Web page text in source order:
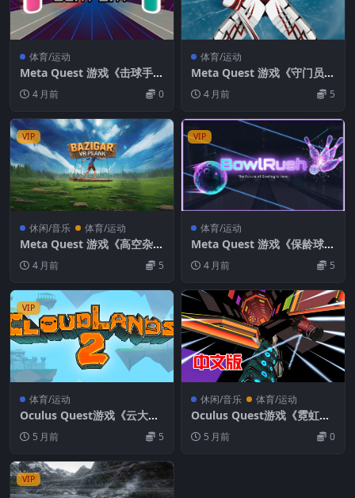
体育/运动
Meta Quest 游戏《击球手V
R》Beat Bat VR
4 月前 0
体育/运动
Meta Quest 游戏《守门员挑
战VR》Goalie Challenge V
R 4 月前 5
VIP
休闲/音乐 体育/运动
Meta Quest 游戏《高空杂技
VR》Bazigar – VR Plank Ga
me VR
4 月前 5
VIP
体育/运动
Meta Quest 游戏《保龄球冲
刺VR》BowlRush VR
4 月前 5
VIP
体育/运动
Oculus Quest游戏《云大陆/
云端高尔夫2》Cloudlands 2
迷你高尔夫游戏下载
5 月前 5
休闲/音乐 体育/运动
Oculus Quest游戏《霓虹灯
冲刺VR》Neon SprintVR 骑
马游戏下载
5 月前 0
VIP